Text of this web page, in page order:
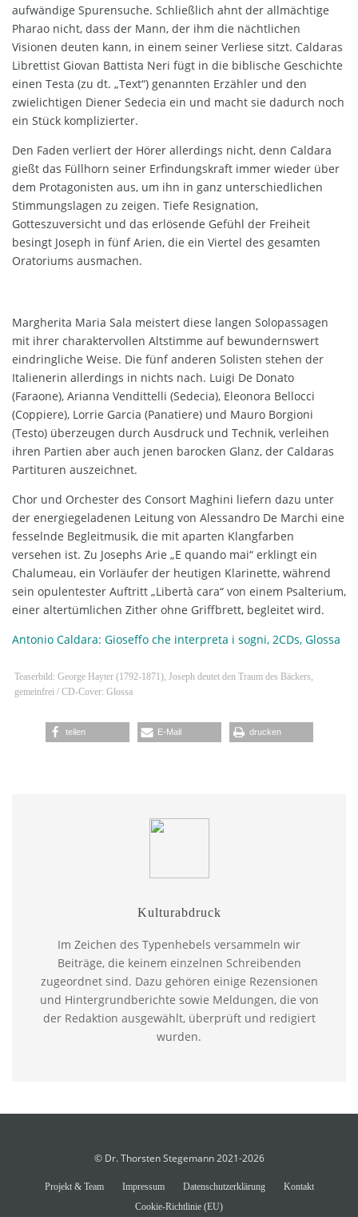
aufwändige Spurensuche. Schließlich ahnt der allmächtige
Pharao nicht, dass der Mann, der ihm die nächtlichen
Visionen deuten kann, in einem seiner Verliese sitzt. Caldaras
Librettist Giovan Battista Neri fügt in die biblische Geschichte
einen Testa (zu dt. „Text“) genannten Erzähler und den
zwielichtigen Diener Sedecia ein und macht sie dadurch noch
ein Stück komplizierter.
Den Faden verliert der Hörer allerdings nicht, denn Caldara
gießt das Füllhorn seiner Erfindungskraft immer wieder über
dem Protagonisten aus, um ihn in ganz unterschiedlichen
Stimmungslagen zu zeigen. Tiefe Resignation,
Gotteszuversicht und das erlösende Gefühl der Freiheit
besingt Joseph in fünf Arien, die ein Viertel des gesamten
Oratoriums ausmachen.
Margherita Maria Sala meistert diese langen Solopassagen
mit ihrer charaktervollen Altstimme auf bewundernswert
eindringliche Weise. Die fünf anderen Solisten stehen der
Italienerin allerdings in nichts nach. Luigi De Donato
(Faraone), Arianna Vendittelli (Sedecia), Eleonora Bellocci
(Coppiere), Lorrie Garcia (Panatiere) und Mauro Borgioni
(Testo) überzeugen durch Ausdruck und Technik, verleihen
ihren Partien aber auch jenen barocken Glanz, der Caldaras
Partituren auszeichnet.
Chor und Orchester des Consort Maghini liefern dazu unter
der energiegeladenen Leitung von Alessandro De Marchi eine
fesselnde Begleitmusik, die mit aparten Klangfarben
versehen ist. Zu Josephs Arie „E quando mai“ erklingt ein
Chalumeau, ein Vorläufer der heutigen Klarinette, während
sein opulentester Auftritt „Libertà cara“ von einem Psalterium,
einer altertümlichen Zither ohne Griffbrett, begleitet wird.
Antonio Caldara: Gioseffo che interpreta i sogni, 2CDs, Glossa
Teaserbild: George Hayter (1792-1871), Joseph deutet den Traum des Bäckers,
gemeinfrei / CD-Cover: Glossa
teilen E-Mail drucken
Kulturabdruck
Im Zeichen des Typenhebels versammeln wir
Beiträge, die keinem einzelnen Schreibenden
zugeordnet sind. Dazu gehören einige Rezensionen
und Hintergrundberichte sowie Meldungen, die von
der Redaktion ausgewählt, überprüft und redigiert
wurden.
© Dr. Thorsten Stegemann 2021-2026
Projekt & Team Impressum Datenschutzerklärung
Kontakt
Cookie-Richtlinie (EU)